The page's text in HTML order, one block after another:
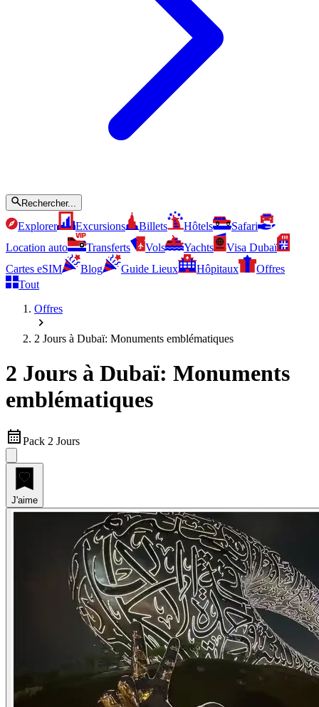
Rechercher...
Explorer Excursions Billets Hôtels
Safari
Location auto
Transferts Vols Yachts
Visa Dubaï
Cartes eSIM
Blog Guide Lieux Hôpitaux
Offres
Tout
Offres
2 Jours à Dubaï: Monuments emblématiques
2 Jours à Dubaï: Monuments
emblématiques
Pack 2 Jours
J'aime